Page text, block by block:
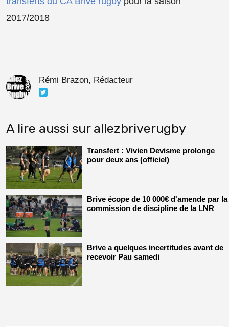
2017/2018
Rémi Brazon, Rédacteur
A lire aussi sur allezbriverugby
Transfert : Vivien Devisme prolonge
pour deux ans (officiel)
Brive écope de 10 000€ d'amende par la
commission de discipline de la LNR
Brive a quelques incertitudes avant de
recevoir Pau samedi